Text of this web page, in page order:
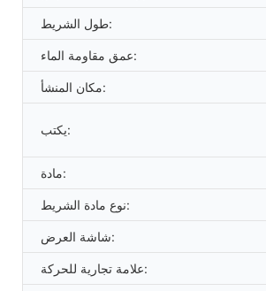
طول الشريط:
عمق مقاومة الماء:
مكان المنشأ:
يكتب:
مادة:
نوع مادة الشريط:
شاشة العرض:
علامة تجارية للحركة: